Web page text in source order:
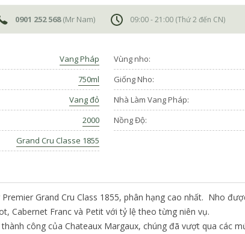
0901 252 568(Mr Nam) 09:00 - 21:00 (Thứ 2 đến CN)
Vang Pháp Vùng nho:
750ml Giống Nho:
Vang đỏ Nhà Làm Vang Pháp:
2000 Nồng Độ:
Grand Cru Classe 1855
Grand Cru Class 1855, phân hạng cao nhất. Nho
Cabernet Franc và Petit với tỷ lệ theo từng niên vụ.
công của Chateaux Margaux, chúng đã vượt qua các